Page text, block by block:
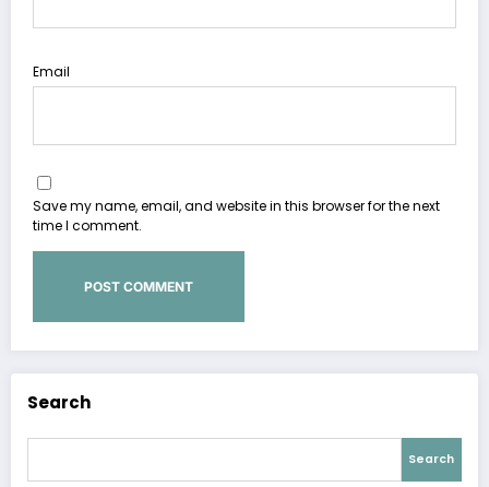
Email
Save my name, email, and website in this browser for the next
time I comment.
Search
Search